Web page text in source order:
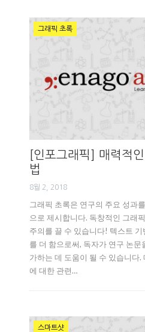
그래픽 초록
[인포그래픽] 매력적
법
8월 2, 2018
그래픽 초록은 연구의 주요 성과
으로 제시합니다. 독창적인 그래
주의를 끌 수 있습니다! 텍스트
를 더 함으로써, 독자가 연구 논문
가하는 데 도움이 될 수 있습니다.
에 대한 관련…
스마트샷